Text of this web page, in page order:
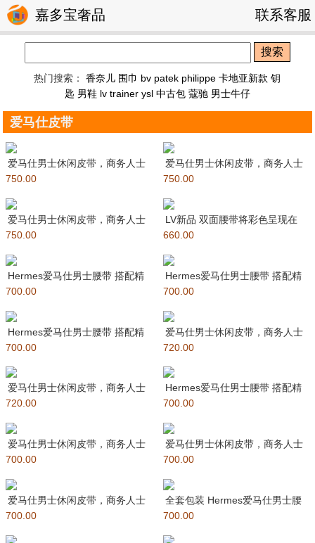
嘉多宝奢品 联系客服
搜索
热门搜索：香奈儿 围巾 bv patek philippe 卡地亚新款 钥
匙 男鞋 lv trainer ysl 中古包 蔻驰 男士牛仔
爱马仕皮带
爱马仕男士休闲皮带，商务人士
最爱，专柜在售款 采用进口双面
750.00
爱马仕男士休闲皮带，商务人士
最爱，专柜在售款 采用进口双面
750.00
爱马仕男士休闲皮带，商务人士
最爱，专柜在售款 采用进口双面
750.00
LV新品 双面腰带将彩色呈现在
腰带之中 衬托柔软原厂小
660.00
Hermes爱马仕男士腰带 搭配精
品五金 双面使用 原单品
700.00
Hermes爱马仕男士腰带 搭配精
品五金 双面使用 原单
700.00
Hermes爱马仕男士腰带 搭配精
品五金 双面使用 原单品
700.00
爱马仕男士休闲皮带，商务人士
最爱，专柜在售爆款 ?采用原
720.00
爱马仕男士休闲皮带，商务人士
最爱，专柜在售爆款 ?采用原厂
720.00
Hermes爱马仕男士腰带 搭配精
品五金 双面使用 原单品质
700.00
爱马仕男士休闲皮带，商务人士
最爱，专柜在售爆款 ?采用原厂
700.00
爱马仕男士休闲皮带，商务人士
最爱，专柜在售爆款 ?采用原厂
700.00
爱马仕男士休闲皮带，商务人士
最爱，专柜在售 ?采用原厂头层
700.00
全套包装 Hermes爱马仕男士腰
带 精品五金 双面使用 原
700.00